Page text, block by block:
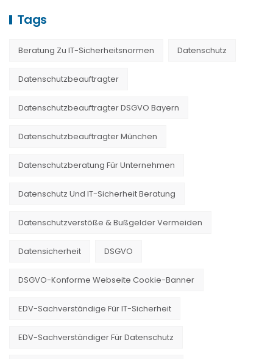
Tags
Beratung Zu IT-Sicherheitsnormen Datenschutz
Datenschutzbeauftragter
Datenschutzbeauftragter DSGVO Bayern
Datenschutzbeauftragter München
Datenschutzberatung Für Unternehmen
Datenschutz Und IT-Sicherheit Beratung
Datenschutzverstöße & Bußgelder Vermeiden
Datensicherheit DSGVO
DSGVO-Konforme Webseite Cookie-Banner
EDV-Sachverständige Für IT-Sicherheit
EDV-Sachverständiger Für Datenschutz